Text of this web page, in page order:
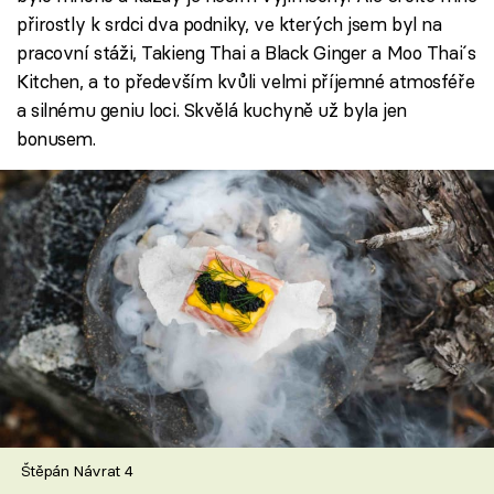
přirostly k srdci dva podniky, ve kterých jsem byl na
pracovní stáži, Takieng Thai a Black Ginger a Moo Thai´s
Kitchen, a to především kvůli velmi příjemné atmosféře
a silnému geniu loci. Skvělá kuchyně už byla jen
bonusem.
Štěpán Návrat 4